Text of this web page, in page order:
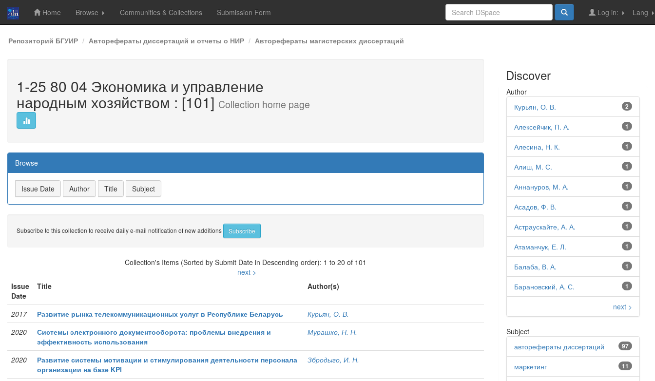
Skip
navigation
Home Browse Communities & Collections Submission Form Lang
Log in:
Репозиторий БГУИР Авторефераты диссертаций и отчеты о НИР Авторефераты магистерских диссертаций
1-25 80 04 Экономика и управление
народным хозяйством : [101] Collection home page
Browse
Subscribe to this collection to receive daily e-mail notification of new additions
Collection's Items (Sorted by Submit Date in Descending order): 1 to 20 of 101
next >
Issue
Date
Title Author(s)
2017 Развитие рынка телекоммуникационных услуг в Республике Беларусь
Курьян, О. В.
2020
Системы электронного документооборота: проблемы внедрения и
эффективность использования
Мурашко, Н. Н.
2020
Развитие системы мотивации и стимулирования деятельности персонала
организации на базе KPI
Збродыго, И. Н.
Discover
Author
2
Курьян, О. В.
1
Алексейчик, П. А.
1
Алесина, Н. К.
1
Алиш, М. С.
1
Аннануров, М. А.
1
Асадов, Ф. В.
1
Астраускайте, А. А.
1
Атаманчук, Е. Л.
1
Балаба, В. А.
1
Барановский, А. С.
next >
Subject
97
авторефераты диссертаций
11
маркетинг